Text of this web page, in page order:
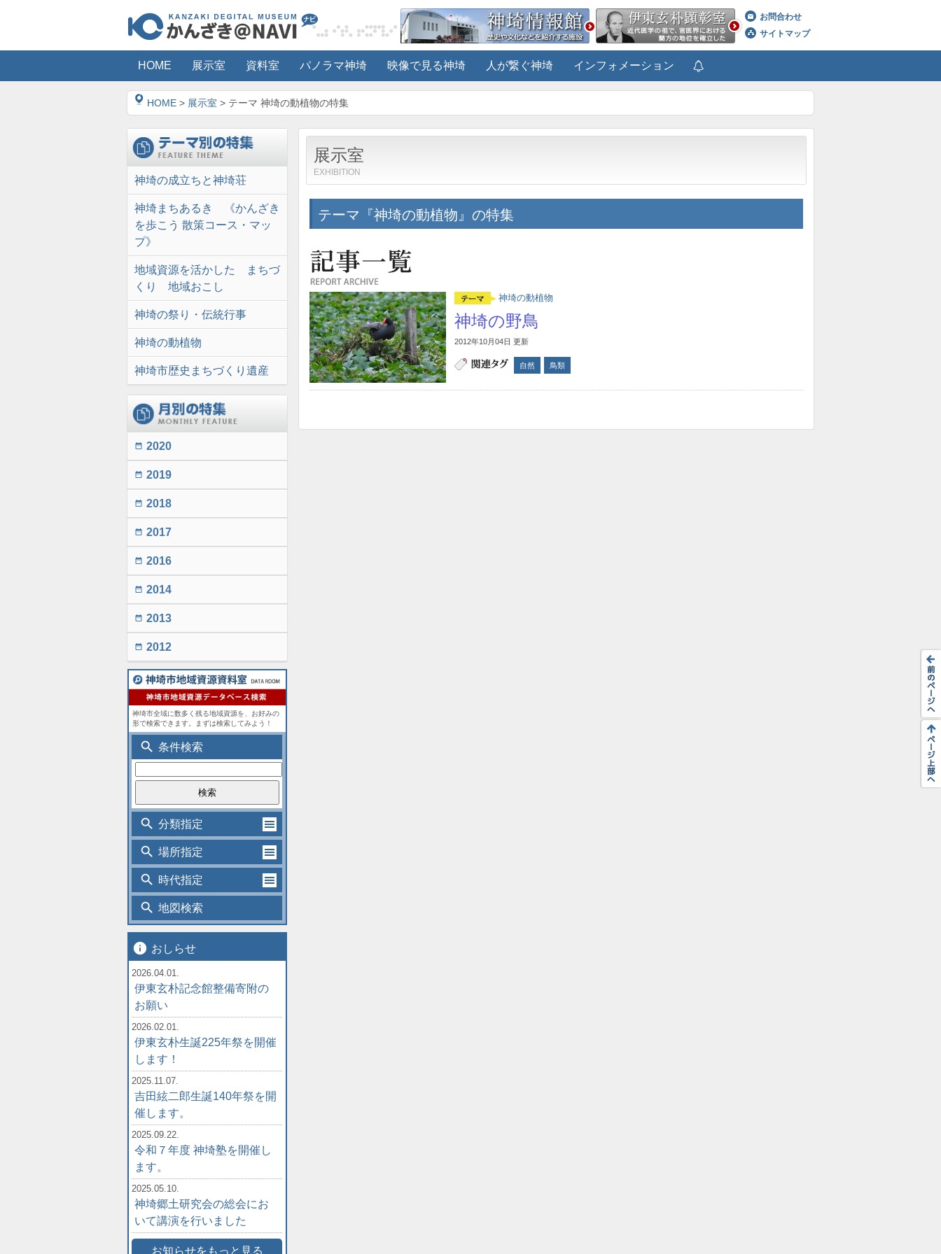
お問合わせ
サイトマップ
HOME 展示室 資料室 パノラマ神埼 映像で見る神埼 人が繋ぐ神埼 インフォメーション
HOME > 展示室 > テーマ 神埼の動植物の特集
展示室
EXHIBITION
テーマ『神埼の動植物』の特集
神埼の動植物
神埼の野鳥
2012年10月04日 更新
自然 鳥類
神埼の成立ちと神埼荘
神埼まちあるき 《かんざき
を歩こう 散策コース・マッ
プ》
地域資源を活かした まちづ
くり 地域おこし
神埼の祭り・伝統行事
神埼の動植物
神埼市歴史まちづくり遺産
date_range 2020
date_range 2019
date_range 2018
date_range 2017
date_range 2016
date_range 2014
date_range 2013
date_range 2012
神埼市全域に数多く残る地域資源を、お好みの
形で検索できます。まずは検索してみよう！
search 条件検索
search 分類指定
search 場所指定
search 時代指定
search 地図検索
info おしらせ
2026.04.01.
伊東玄朴記念館整備寄附の
お願い
2026.02.01.
伊東玄朴生誕225年祭を開催
します！
2025.11.07.
吉田絃二郎生誕140年祭を開
催します。
2025.09.22.
令和７年度 神埼塾を開催し
ます。
2025.05.10.
神埼郷土研究会の総会にお
いて講演を行いました
お知らせをもっと見る